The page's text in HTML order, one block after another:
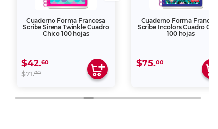
Cuaderno Forma Francesa
Scribe Sirena Twinkle Cuadro
Chico 100 hojas
$42.60
$71.00
Cuaderno Forma
Scribe Incolors Cuadro
100 hojas
$75.00